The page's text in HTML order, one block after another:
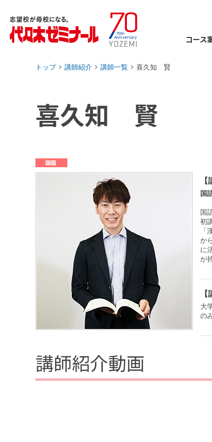
コース
トップ 講師紹介 講師一覧 喜久知 賢
喜久知 賢
国
国
初
か
に
が
大
の
講師紹介動画